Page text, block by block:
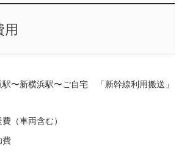
用
〜新横浜駅〜ご自宅 「新幹線利用搬送」
（車両含む）
費